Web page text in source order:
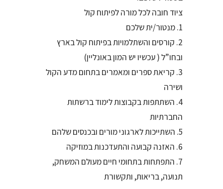
ציוד חובה לכל מורה לפיתוח קול
1. מנטור/ית שלכם
2. קורסים והשתלמויות בפיתוח קול בארץ
ובחו”ל ( עכשיו יש המון באונליין)
3. קריאת ספרים ומאמרים בתחום מדע הקול
ושירה
4. השתתפות בקבוצות לימוד ברשתות
החברתיות
5. השתייכות לארגוני מורים ובכנסים שלהם
6. האזנה קבועה והתעדכנות במוזיקה
7. התפתחות בתחומי חיים מעולם המשחק,
תנועה, בריאות, ותקשורת